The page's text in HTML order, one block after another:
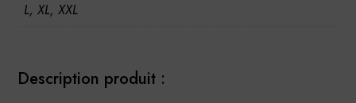
L, XL, XXL
Description produit :